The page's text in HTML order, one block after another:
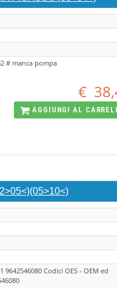
# manca pompa
€
AGGIUNGI AL
9642546080 Codici OES - OEM ed